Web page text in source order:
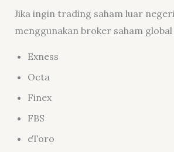
Jika ingin trading saham luar
menggunakan broker saham
Exness
Octa
Finex
FBS
eToro